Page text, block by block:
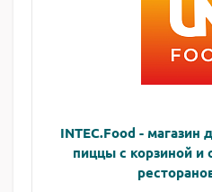
INTEC.Food -
пиццы с корзиной и